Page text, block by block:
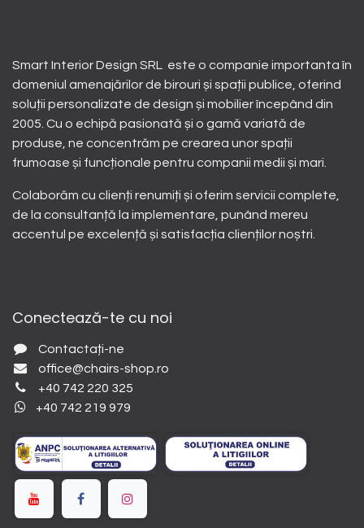
Smart Interior Design SRL este o companie importanta în
domeniul amenajărilor de birouri și spații publice, oferind
soluții personalizate de design și mobilier începând din
2005. Cu o echipă pasionată și o gamă variată de
produse, ne concentrăm pe crearea unor spații
frumoase și funcționale pentru companii medii și mari.
Colaborăm cu clienți renumiți și oferim servicii complete,
de la consultanță la implementare, punând mereu
accentul pe excelență și satisfacția clienților noștri.
Conectează-te cu noi
Contactați-ne
office@chairs-shop.ro
+40 742 220 325
+40 742 219 979